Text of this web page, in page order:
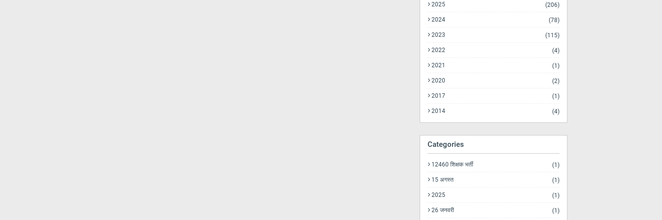
2025 (206)
2024 (78)
2023 (115)
2022 (4)
2021 (1)
2020 (2)
2017 (1)
2014 (4)
Categories
12460 शिक्षक भर्ती (1)
15 अगस्त (1)
2025 (1)
26 जनवरी (1)